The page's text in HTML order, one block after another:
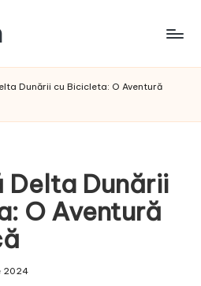
Dunării cu Bicicleta: O Aventură
Delta Dunării
O Aventură
2024